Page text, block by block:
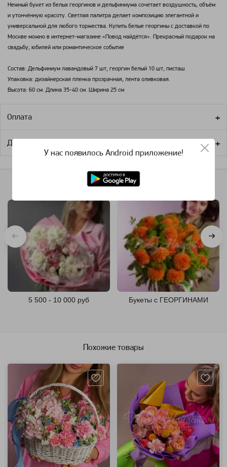
Нежный букет из белых георгинов и дельфиниума сочетает воздушность, объём
и утончённую красоту. Светлая палитра делает композицию элегантной и
универсальной для любого торжества. Купить белые георгины с доставкой по
Москве можно в интернет-магазине «Повод найдётся». Прекрасный подарок на
свадьбу, юбилей или романтическое событие
Состав: Дельфиниум лавандовый 7 шт, георгин белый 10 шт, писташ
Упаковка: дизайнерская пленка прозрачная, лента оливковая.
Высота: 60 см. Длина 35-40 см. Ширина 25 см
Оплата
Доставка
Похожие категории
5 500 - 10 000 руб Букеты с ГЕОРГИНАМИ
Похожие товары
У нас появилось Android приложение!